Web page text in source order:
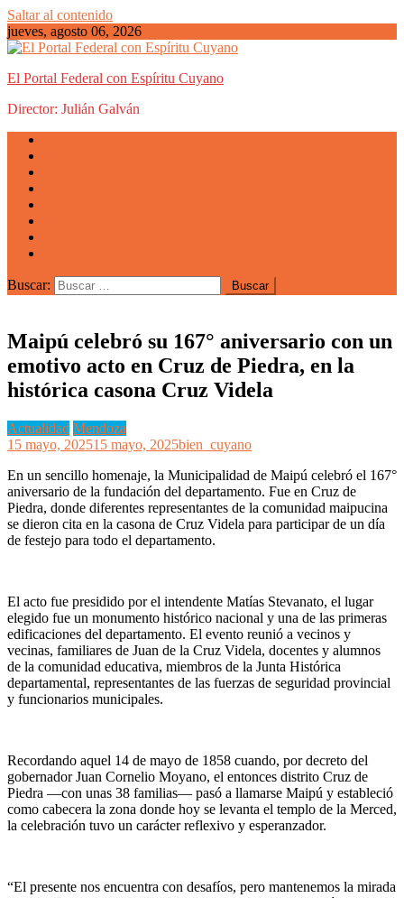
Saltar al contenido
jueves, agosto 06, 2026
El Portal Federal con Espíritu Cuyano
Director: Julián Galván
Buscar:
Maipú celebró su 167° aniversario con un
emotivo acto en Cruz de Piedra, en la
histórica casona Cruz Videla
Actualidad Mendoza
15 mayo, 202515 mayo, 2025bien_cuyano
En un sencillo homenaje, la Municipalidad de Maipú celebró el 167°
aniversario de la fundación del departamento. Fue en Cruz de
Piedra, donde diferentes representantes de la comunidad maipucina
se dieron cita en la casona de Cruz Videla para participar de un día
de festejo para todo el departamento.
El acto fue presidido por el intendente Matías Stevanato, el lugar
elegido fue un monumento histórico nacional y una de las primeras
edificaciones del departamento. El evento reunió a vecinos y
vecinas, familiares de Juan de la Cruz Videla, docentes y alumnos
de la comunidad educativa, miembros de la Junta Histórica
departamental, representantes de las fuerzas de seguridad provincial
y funcionarios municipales.
Recordando aquel 14 de mayo de 1858 cuando, por decreto del
gobernador Juan Cornelio Moyano, el entonces distrito Cruz de
Piedra —con unas 38 familias— pasó a llamarse Maipú y estableció
como cabecera la zona donde hoy se levanta el templo de la Merced,
la celebración tuvo un carácter reflexivo y esperanzador.
“El presente nos encuentra con desafíos, pero mantenemos la mirada